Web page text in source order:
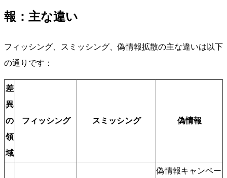
報：主な違い
フィッシング、スミッシング、偽情報拡散の主な違いは以下
の通りです：
差
異
の
領
域
フィッシング スミッシング 偽情報
偽情報キャンペー